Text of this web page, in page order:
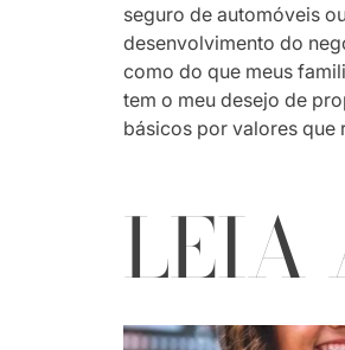
seguro de automóveis
desenvolvimento do
como do que meus
tem o meu desejo de
básicos por valores que
LEIA